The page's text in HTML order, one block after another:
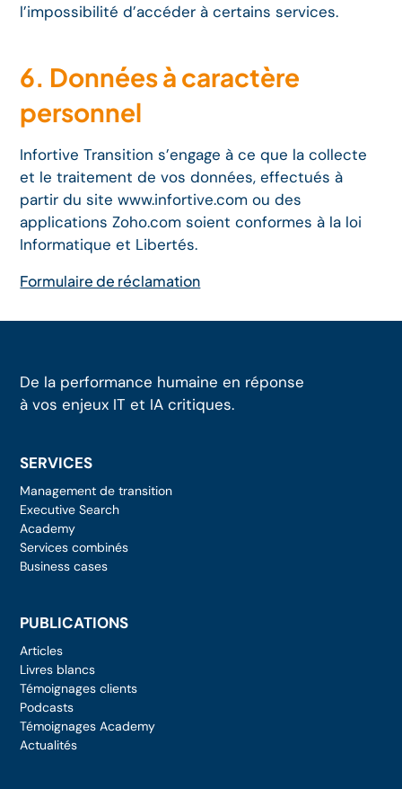
l’impossibilité d’accéder à certains services.
6. Données à caractère
personnel
Infortive Transition s’engage à ce que la collecte
et le traitement de vos données, effectués à
partir du site www.infortive.com ou des
applications Zoho.com soient conformes à la loi
Informatique et Libertés.
Formulaire de réclamation
De la performance humaine en réponse
à vos enjeux IT et IA critiques.
SERVICES
Management de transition
Executive Search
Academy
Services combinés
Business cases
PUBLICATIONS
Articles
Livres blancs
Témoignages clients
Podcasts
Témoignages Academy
Actualités